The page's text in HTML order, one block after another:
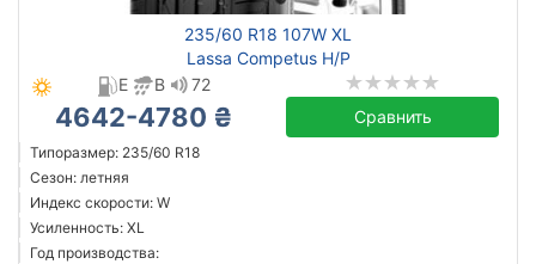
235/60 R18 107W XL
Lassa Competus H/P
E
B 72
4642-4780 ₴ Сравнить
Типоразмер: 235/60 R18
Сезон: летняя
Индекс скорости: W
Усиленность: XL
Год производства: